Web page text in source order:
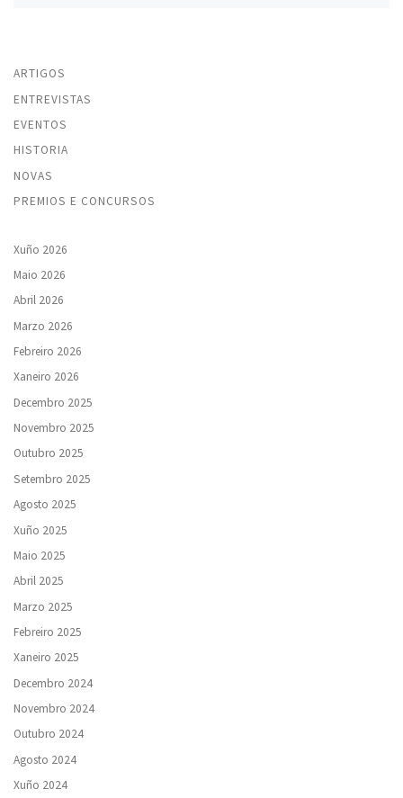
ARTIGOS
ENTREVISTAS
EVENTOS
HISTORIA
NOVAS
PREMIOS E CONCURSOS
Xuño 2026
Maio 2026
Abril 2026
Marzo 2026
Febreiro 2026
Xaneiro 2026
Decembro 2025
Novembro 2025
Outubro 2025
Setembro 2025
Agosto 2025
Xuño 2025
Maio 2025
Abril 2025
Marzo 2025
Febreiro 2025
Xaneiro 2025
Decembro 2024
Novembro 2024
Outubro 2024
Agosto 2024
Xuño 2024